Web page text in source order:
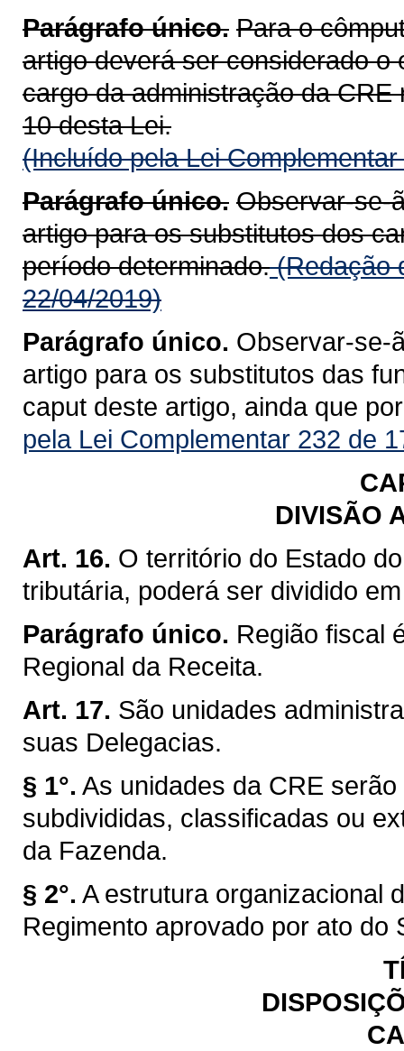
Parágrafo único. Para o
artigo deverá ser considerado
cargo da administração da
10 desta Lei.
(Incluído pela Lei
Parágrafo único. Observar-se-
artigo para os substitutos dos
período determinado.(Redação
22/04/2019)
Parágrafo único. Observar-se-
artigo para os substitutos das
caput deste artigo, ainda que
pela Lei Complementar 232 de
DIVISÃO
Art. 16. O território do Estado
tributária, poderá ser dividido
Parágrafo único. Região fiscal
Regional da Receita.
Art. 17. São unidades
suas Delegacias.
§ 1°. As unidades da CRE
subdivididas, classificadas ou
da Fazenda.
§ 2°. A estrutura organizacional
Regimento aprovado por ato